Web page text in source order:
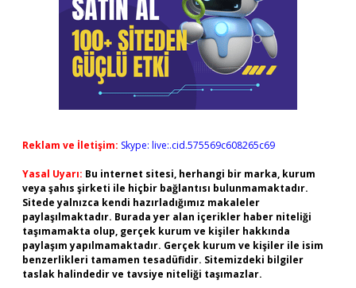
Reklam ve İletişim: Skype: live:.cid.575569c608265c69
Yasal Uyarı: Bu internet sitesi, herhangi bir marka, kurum
veya şahıs şirketi ile hiçbir bağlantısı bulunmamaktadır.
Sitede yalnızca kendi hazırladığımız makaleler
paylaşılmaktadır. Burada yer alan içerikler haber niteliği
taşımamakta olup, gerçek kurum ve kişiler hakkında
paylaşım yapılmamaktadır. Gerçek kurum ve kişiler ile isim
benzerlikleri tamamen tesadüfidir. Sitemizdeki bilgiler
taslak halindedir ve tavsiye niteliği taşımazlar.